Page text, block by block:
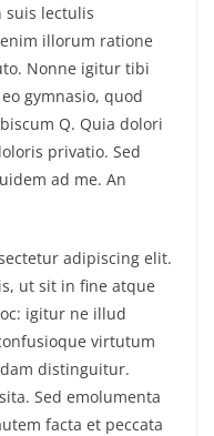
suis lectulis
illorum ratione
Nonne igitur tibi
gymnasio, quod
Q. Quia dolori
privatio. Sed
ad me. An
adipiscing elit.
ut sit in fine atque
igitur ne illud
virtutum
distinguitur.
Sed emolumenta
facta et peccata